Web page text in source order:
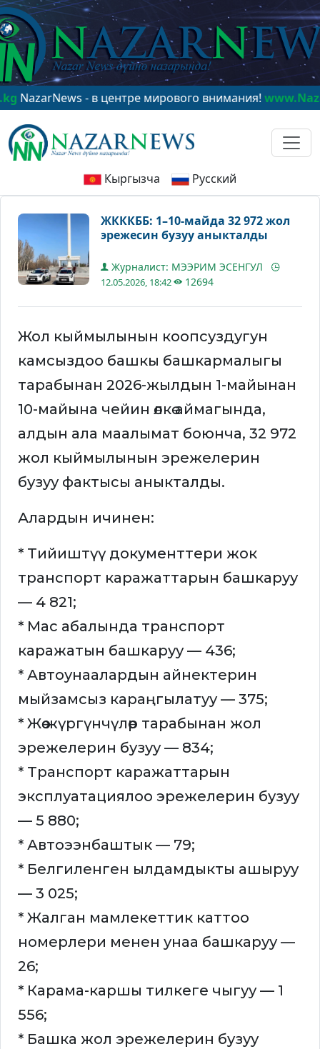
- в центре мирового внимания!
Кыргызча Русский
ЖКККББ: 1–10-майда 32 972 жол
эрежесин бузуу аныкталды
Журналист: МЭЭРИМ ЭСЕНГУЛ
12.05.2026, 18:42 12694
Жол кыймылынын коопсуздугун
камсыздоо башкы башкармалыгы
тарабынан 2026-жылдын 1-майынан
10-майына чейин өлкө аймагында,
алдын ала маалымат боюнча, 32 972
жол кыймылынын эрежелерин
бузуу фактысы аныкталды.
Алардын ичинен:
* Тийиштүү документтери жок
транспорт каражаттарын башкаруу
— 4 821;
* Мас абалында транспорт
каражатын башкаруу — 436;
* Автоунаалардын айнектерин
мыйзамсыз караңгылатуу — 375;
* Жөө жүргүнчүлөр тарабынан жол
эрежелерин бузуу — 834;
* Транспорт каражаттарын
эксплуатациялоо эрежелерин бузуу
— 5 880;
* Автоээнбаштык — 79;
* Белгиленген ылдамдыкты ашыруу
— 3 025;
* Жалган мамлекеттик каттоо
номерлери менен унаа башкаруу —
26;
* Карама-каршы тилкеге чыгуу — 1
556;
* Башка жол эрежелерин бузуу